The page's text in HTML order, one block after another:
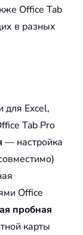
Office Tab
в разных
для Excel,
Tab Pro
— настройка
Office
пробная
карты